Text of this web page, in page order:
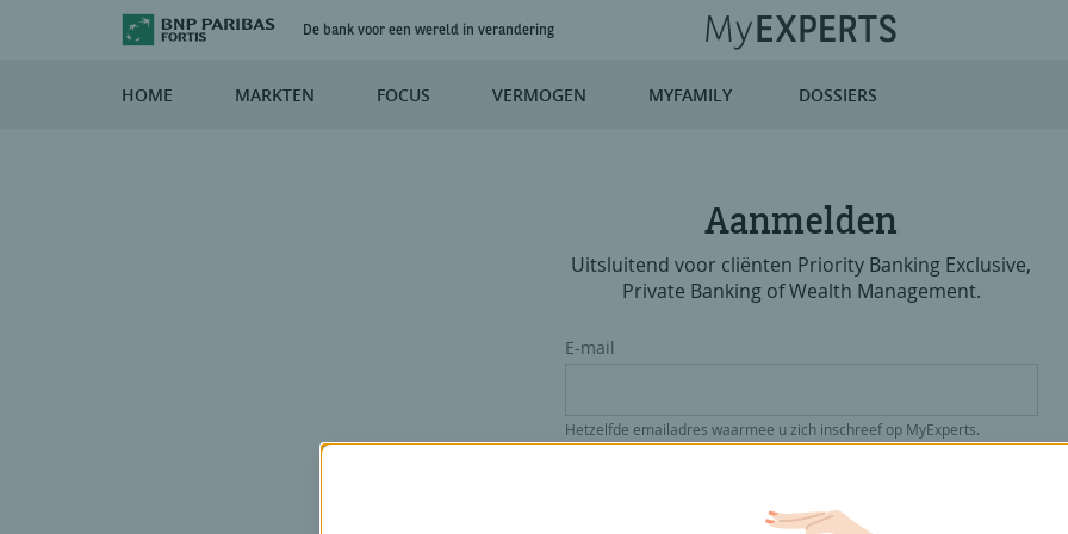
De bank voor een wereld in verandering
HOME MARKTEN FOCUS VERMOGEN MYFAMILY DOSSIERS
Aanmelden
Uitsluitend voor cliënten Priority Banking Exclusive,
Private Banking of Wealth Management.
E-mail
Hetzelfde emailadres waarmee u zich inschreef op MyExperts.